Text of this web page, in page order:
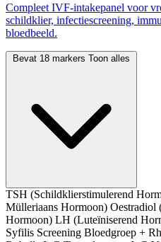
Compleet IVF-intakepanel voor
schildklier, infectiescreening,
bloedbeeld.
Bevat 18 markers Toon alles
TSH (Schildklierstimulerend
Mülleriaans Hormoon) Oestradiol
Hormoon) LH (Luteïniserend
Syfilis Screening Bloedgroep + Rh